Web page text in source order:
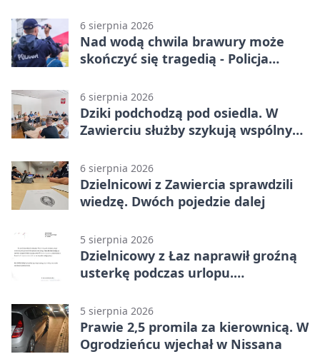
6 sierpnia 2026
Nad wodą chwila brawury może
skończyć się tragedią - Policja
6 sierpnia 2026
Dziki podchodzą pod osiedla. W
Zawierciu służby szykują wspólny
6 sierpnia 2026
Dzielnicowi z Zawiercia sprawdzili
wiedzę. Dwóch pojedzie dalej
5 sierpnia 2026
Dzielnicowy z Łaz naprawił groźną
usterkę podczas urlopu.
5 sierpnia 2026
Prawie 2,5 promila za kierownicą. W
Ogrodzieńcu wjechał w Nissana